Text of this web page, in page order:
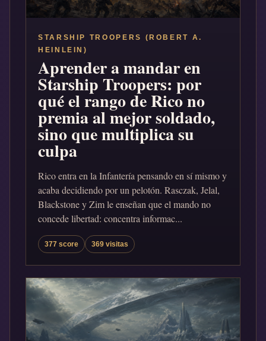
STARSHIP TROOPERS (ROBERT A.
HEINLEIN)
Aprender a mandar en
Starship Troopers: por
qué el rango de Rico no
premia al mejor soldado,
sino que multiplica su
culpa
Rico entra en la Infantería pensando en sí mismo y
acaba decidiendo por un pelotón. Rasczak, Jelal,
Blackstone y Zim le enseñan que el mando no
concede libertad: concentra informac...
377 score 369 visitas